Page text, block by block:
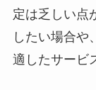
定は乏しい点
したい場合や
適したサービ